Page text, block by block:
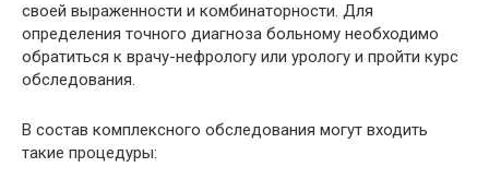
своей выраженности и комбинаторности. Для
определения точного диагноза больному необходимо
обратиться к врачу-нефрологу или урологу и пройти курс
обследования.
В состав комплексного обследования могут входить
такие процедуры: